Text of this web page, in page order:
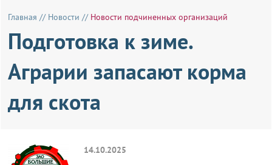
Главная // Новости // Новости подчиненных организаций
Подготовка к зиме.
Аграрии запасают корма
для скота
14.10.2025